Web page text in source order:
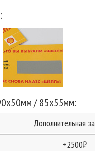
/ 85x55мм:
Дополнительная
+2500₽